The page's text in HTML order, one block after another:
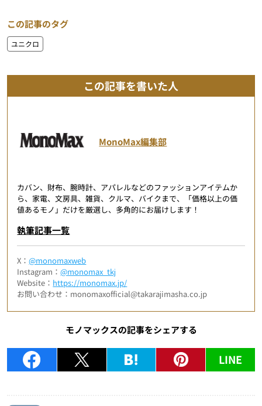
この記事のタグ
ユニクロ
この記事を書いた人
MonoMax編集部
カバン、財布、腕時計、アパレルなどのファッションアイテムか
ら、家電、文房具、雑貨、クルマ、バイクまで、「価格以上の価
値あるモノ」だけを厳選し、多角的にお届けします！
執筆記事一覧
X：@monomaxweb
Instagram：@monomax_tkj
Website： https://monomax.jp/
お問い合わせ：monomaxofficial@takarajimasha.co.jp
モノマックスの記事をシェアする
LINE